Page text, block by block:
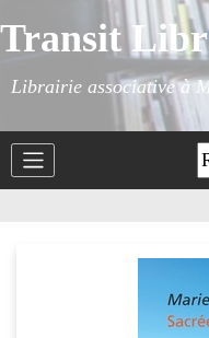
Transit
Librairie associative à